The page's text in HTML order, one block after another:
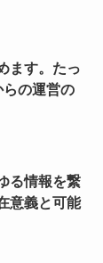
ます。たっ
の運営の
る情報を繋
意義と可能